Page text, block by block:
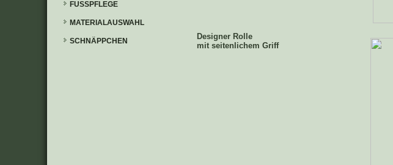
FUSSPFLEGE
MATERIALAUSWAHL
SCHNÄPPCHEN
Designer Rolle
mit seitenlichem Griff